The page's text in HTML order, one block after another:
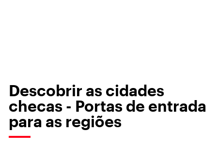
Descobrir as cidades
checas - Portas de entrada
para as regiões